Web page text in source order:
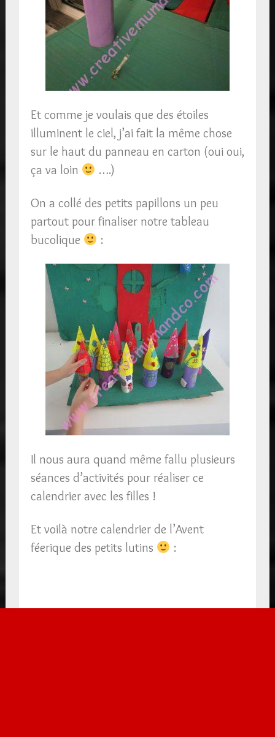
Et comme je voulais que des étoiles
illuminent le ciel, j’ai fait la même chose
sur le haut du panneau en carton (oui oui,
ça va loin
….)
On a collé des petits papillons un peu
partout pour finaliser notre tableau
bucolique
:
Il nous aura quand même fallu plusieurs
séances d’activités pour réaliser ce
calendrier avec les filles !
Et voilà notre calendrier de l’Avent
féerique des petits lutins
: